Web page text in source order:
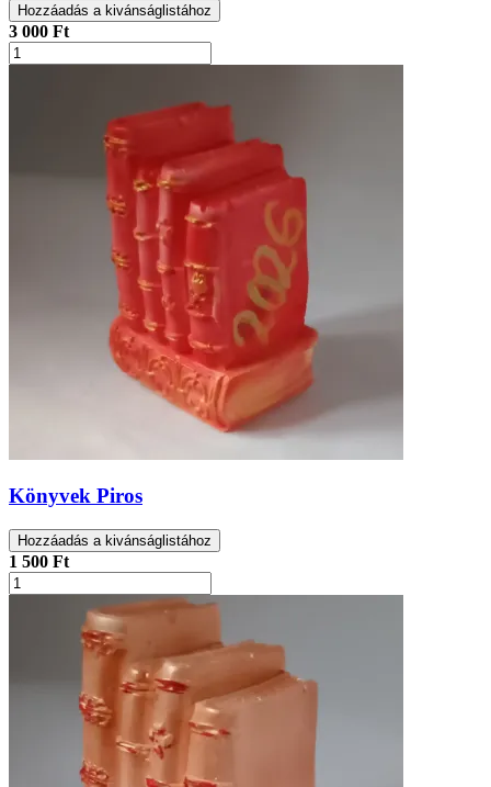
Hozzáadás a kivánságlistához
3 000 Ft
Könyvek Piros
Hozzáadás a kivánságlistához
1 500 Ft